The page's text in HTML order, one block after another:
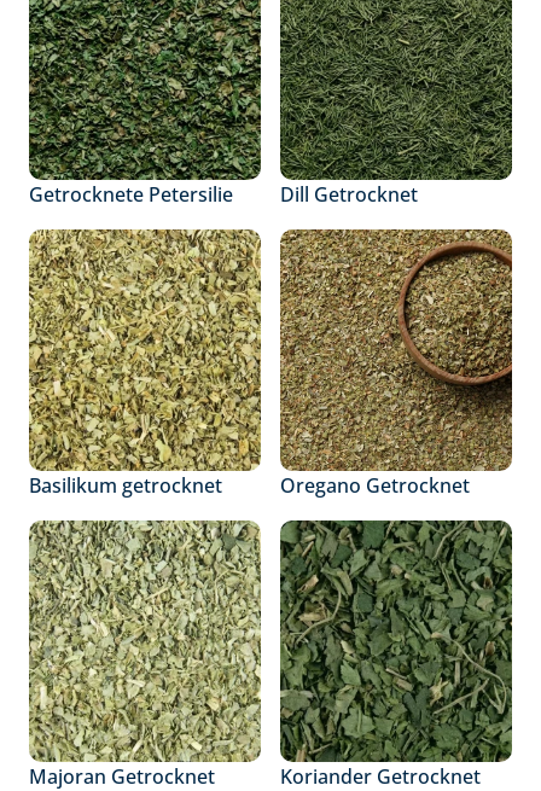
Getrocknete Petersilie Dill Getrocknet
Basilikum getrocknet Oregano Getrocknet
Majoran Getrocknet Koriander Getrocknet